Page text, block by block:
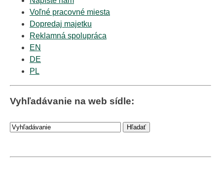
Voľné pracovné miesta
Dopredaj majetku
Reklamná spolupráca
EN
DE
PL
Vyhľadávanie na web sídle: